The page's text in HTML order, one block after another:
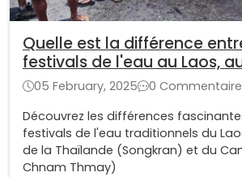
Quelle est la différence
festivals de l'eau au Laos,
et en Thaïlande ?
05 February, 2025
0
Découvrez les différences
festivals de l'eau traditionnels du
de la Thaïlande (Songkran) et du
Chnam Thmay)